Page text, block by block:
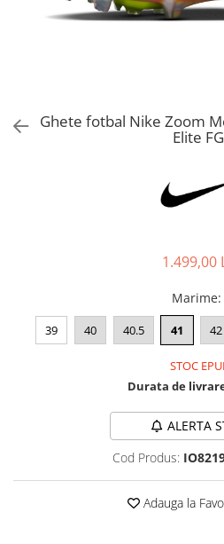
Bluze fotbal copii
Sorturi fotbal femei
Ghete fotbal Nike Zoom
Elite FG
1.499,00
Marime:
39 40 40.5 41 42
STOC
Durata de
ALERTA
Cod Produs:
Adauga la